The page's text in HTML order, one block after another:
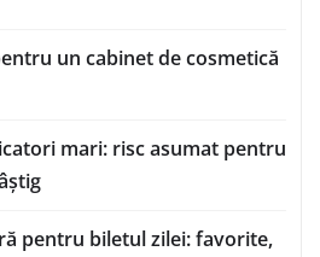
un cabinet de cosmetică
mari: risc asumat pentru
pentru biletul zilei: favorite,